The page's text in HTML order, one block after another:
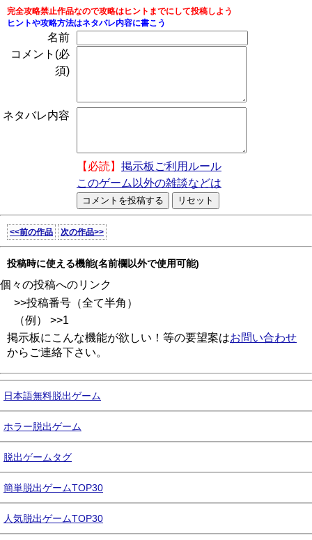
完全攻略禁止作品なので攻略はヒントまでにして投稿しよう
ヒントや攻略方法はネタバレ内容に書こう
名前
コメント(必
須)
ネタバレ内容
【必読】 掲示板ご利用ルール
このゲーム以外の雑談などは
<<前の作品 次の作品>>
投稿時に使える機能(名前欄以外で使用可能)
個々の投稿へのリンク
>>投稿番号（全て半角）
（例） >>1
掲示板にこんな機能が欲しい！等の要望案はお問い合わせ
からご連絡下さい。
日本語無料脱出ゲーム
ホラー脱出ゲーム
脱出ゲームタグ
簡単脱出ゲームTOP30
人気脱出ゲームTOP30